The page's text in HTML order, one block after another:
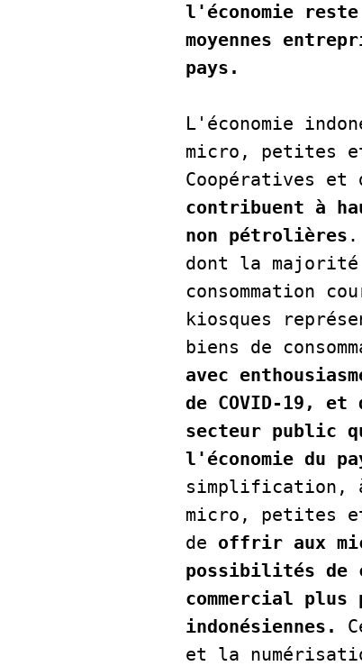
l'économie
moyennes
pays.
L'économie
micro, petites
Coopératives et
contribuent à
non pétrolières .
dont la
consommation
kiosques
biens de
avec
de COVID-19,
secteur public
l'économie du
simplification,
micro, petites et
de offrir aux
possibilités de
commercial
indonésiennes.
et la